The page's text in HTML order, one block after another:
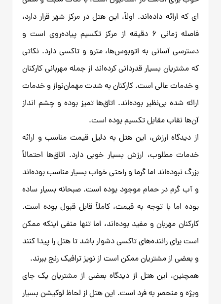
ای که ارائه داده‌اند. اولاً، این هتل در مرکز شهر قرار دارد،
فاصله زمانی 6 دقیقه از مرکز تکسیم پیاده‌روی است و
دسترسی آسانی به اتوبوس‌ها، مترو و تاکسی دارد. نکاتی
که مشتریان بسیار قدردانی کرده‌اند از جمله مهربانی کارکنان
و خدمات عالی است. کارکنان به شدت مهمان‌نواز و خدمات
ارائه شده بی‌نظیر بوده‌اند. اتاق‌ها تمیز بوده و چشم انداز
آن‌ها نقاب مقابل تکسیم بوده است.
از دیدگاه ارزش، این هتل به دلیل قیمت مناسب و ارائه
خدمات مطلوب، ارزش بسیار خوبی دارد. اتاق‌ها احتمالاً
بزرگ نبوده‌اند اما گرما و راحتی خواب بسیار مناسب بوده‌اند
و آب گرم در حمام موجود بوده است. صبحانه بسیار ساده
بوده اما با توجه به قیمت، کاملاً قابل قبول بوده است.
کارکنان مهربان و مفید بوده‌اند، اما تنها منفی اینکه ممکن
است برای راننده‌های تاکسی دشوار باشد تا هتل را پیدا کنند
و بعضی از مشتریان ممکن است از نویز ترافیک رنج ببرند.
همچنین، این هتل از دیدگاه بعضی از مشتریان یک جای
ویژه و منحصر به فرد است. این هتل از لحاظ لوکیشن بسیار